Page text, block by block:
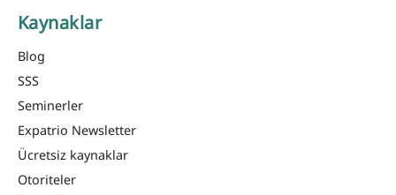
Kaynaklar
Blog
SSS
Seminerler
Expatrio Newsletter
Ücretsiz kaynaklar
Otoriteler